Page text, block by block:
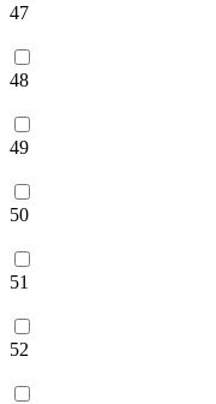
47
48
49
50
51
52